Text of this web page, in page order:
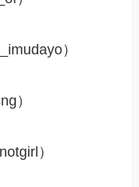
）
）
）